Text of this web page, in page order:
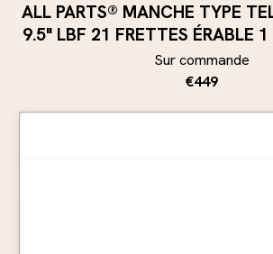
ALL PARTS® MANCHE TYPE
9.5" LBF 21 FRETTES ÉRABLE 1
Sur commande
€449